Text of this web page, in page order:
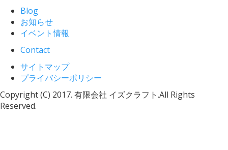
Blog
お知らせ
イベント情報
Contact
サイトマップ
プライバシーポリシー
Copyright (C) 2017. 有限会社 イズクラフト.All Rights
Reserved.